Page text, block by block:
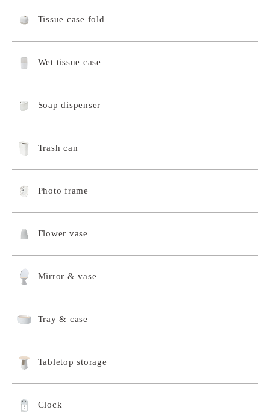
Tissue case fold
Wet tissue case
Soap dispenser
Trash can
Photo frame
Flower vase
Mirror & vase
Tray & case
Tabletop storage
Clock